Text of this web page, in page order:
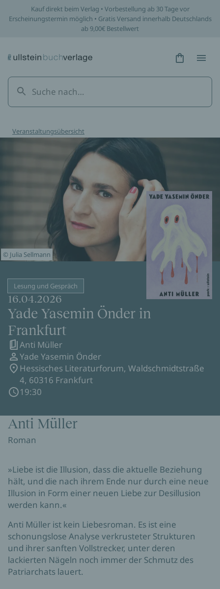
Kauf direkt beim Verlag • Vorbestellung ab 30 Tage vor
Erscheinungstermin möglich • Gratis Versand innerhalb Deutschlands
ab 9,00€ Bestellwert
Hidden
Veranstaltungsübersicht
© Julia Sellmann
Lesung und Gespräch
16.04.2026
Yade Yasemin Önder in
Frankfurt
Anti Müller
Yade Yasemin Önder
Hessisches Literaturforum, Waldschmidtstraße
4, 60316 Frankfurt
19:30
Anti Müller
Roman
»Liebe ist die Illusion, dass die aktuelle Beziehung
hält, und die nach ihrem Ende nur durch eine neue
Illusion in Form einer neuen Liebe zur Desillusion
werden kann.«
Anti Müller ist kein Liebesroman. Es ist eine
schonungslose Analyse verkrusteter Strukturen
und ihrer sanften Vollstrecker, unter deren
lackierten Nägeln noch immer der Schmutz des
Patriarchats lauert.